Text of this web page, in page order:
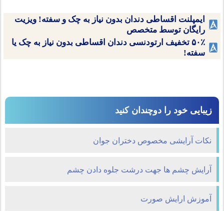
ایمپلنت اقساطی دندان بدون نیاز به چک و سفته! ویزیت
رایگان توسط متخصص
۵۰٪ تخفیف ارتودنسی دندان اقساطی بدون نیاز به چک یا
سفته!
زیبایی خود را دوچندان کنید
نکات آرایشی مخصوص دختران جوان
آرايش چشم ها جهت درشت جلوه دادن چشم
آموزش ارایش صورت